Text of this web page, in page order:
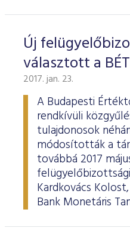
Új
választott a BÉT
2017. jan. 23.
A Budapesti
rendkívüli
tulajdonosok
módosították a
továbbá 2017
Kardkovács
Bank Monetáris